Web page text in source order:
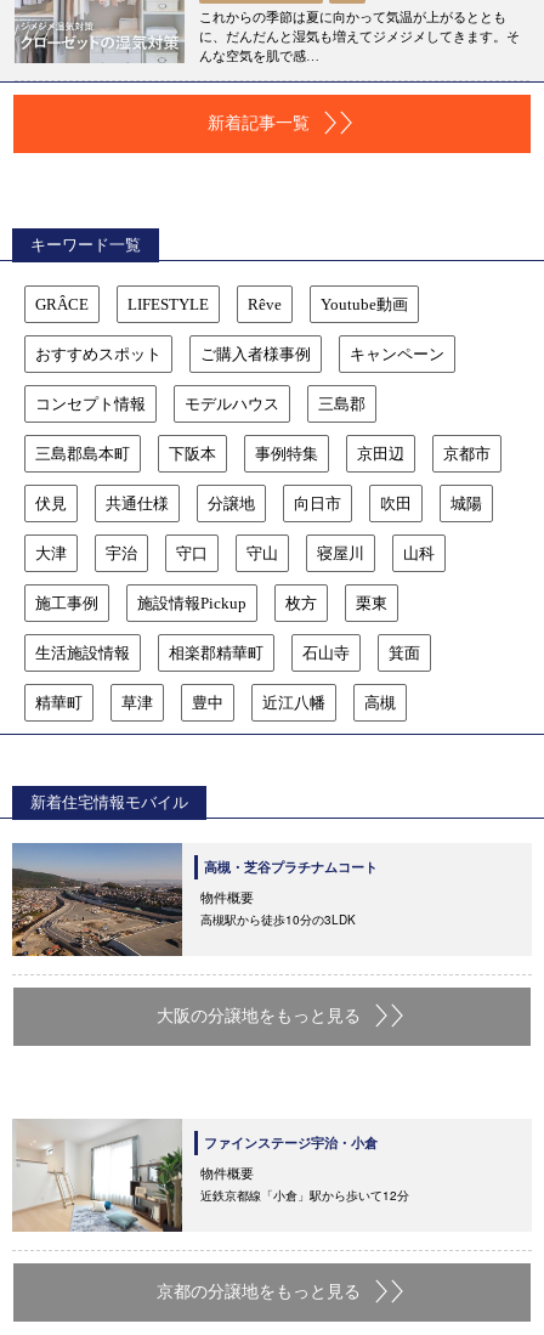
これからの季節は夏に向かって気温が上がるととも
に、だんだんと湿気も増えてジメジメしてきます。そ
んな空気を肌で感…
新着記事一覧
キーワード一覧
GRÂCE LIFESTYLE Rêve Youtube動画
おすすめスポット ご購入者様事例 キャンペーン
コンセプト情報 モデルハウス 三島郡
三島郡島本町 下阪本 事例特集 京田辺 京都市
伏見 共通仕様 分譲地 向日市 吹田 城陽
大津 宇治 守口 守山 寝屋川 山科
施工事例 施設情報Pickup 枚方 栗東
生活施設情報 相楽郡精華町 石山寺 箕面
精華町 草津 豊中 近江八幡 高槻
新着住宅情報モバイル
高槻・芝谷プラチナムコート
物件概要
高槻駅から徒歩10分の3LDK
大阪の分譲地をもっと見る
ファインステージ宇治・小倉
物件概要
近鉄京都線「小倉」駅から歩いて12分
京都の分譲地をもっと見る